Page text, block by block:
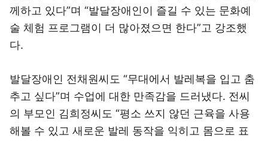
께하고 있다”며 “발달장애인이 즐길 수 있는 문화예
술 체험 프로그램이 더 많아졌으면 한다”고 강조했
다.
발달장애인 전채원씨도 “무대에서 발레복을 입고 춤
추고 싶다”며 수업에 대한 만족감을 드러냈다. 전씨
의 부모인 김희정씨도 “평소 쓰지 않던 근육을 사용
해볼 수 있고 새로운 발레 동작을 익히고 몸으로 표